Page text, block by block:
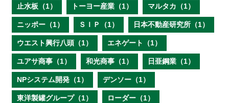
止水板（1） トーヨー産業（1） マルタカ（1）
ニッポー（1） ＳＩＰ（1） 日本不動産研究所（1）
ウエスト興行八頭（1） エネゲート（1）
ユアサ商事（1） 和光商事（1） 日亜鋼業（1）
NPシステム開発（1） デンソー（1）
東洋製罐グループ（1） ローダー（1）